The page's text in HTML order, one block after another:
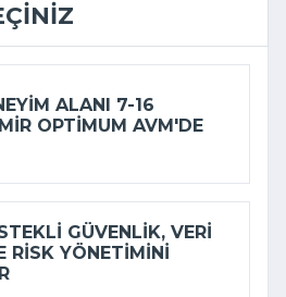
ALANI 7-16
OPTIMUM AVM'DE
GÜVENLIK, VERI
RISK YÖNETIMINI